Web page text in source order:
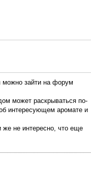
зайти на форум
может раскрываться по-
интересующем аромате и
не интересно, что еще